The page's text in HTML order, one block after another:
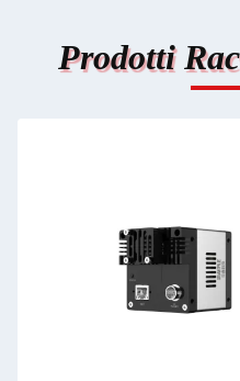
Prodotti